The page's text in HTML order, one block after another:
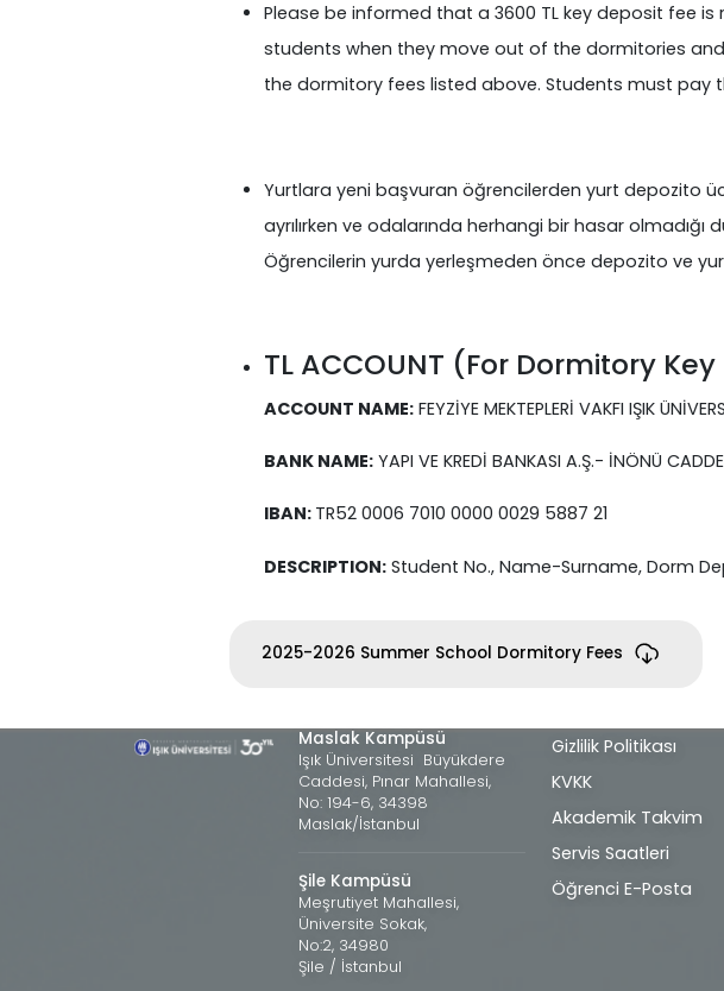
Please be informed that a 3600 TL key deposit fee
students when they move out of the dormitories
the dormitory fees listed above. Students must
Yurtlara yeni başvuran öğrencilerden yurt depozito
ayrılırken ve odalarında herhangi bir hasar
Öğrencilerin yurda yerleşmeden önce depozito ve
TL ACCOUNT (For Dormitory
ACCOUNT NAME:FEYZİYE MEKTEPLERİ VAKFI IŞIK
BANK NAME:YAPI VE KREDİ BANKASI A.Ş.- İNÖNÜ
IBAN: TR52 0006 7010 0000 0029 5887 21
DESCRIPTION:Student No., Name-Surname, Dorm
2025-2026 Summer School Dormitory Fees
Maslak Kampüsü
Işık Üniversitesi Büyükdere
Caddesi, Pınar Mahallesi,
No: 194-6, 34398
Maslak/İstanbul
Şile Kampüsü
Meşrutiyet Mahallesi,
Üniversite Sokak,
No:2, 34980
Şile / İstanbul
Alt
bilgi
Gizlilik Politikası
KVKK
Akademik Takvim
Servis Saatleri
Öğrenci E-Posta